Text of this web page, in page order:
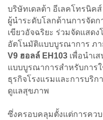
บริษัทเดลต้า อีเลคโทรนิค
ผู้นำระดับโลกด้านการจัด
เขียวอัจฉริยะ ร่วมจัดแสด
อัตโนมัติแบบบูรณาการ ภา
V9 ฮอลล์ EH103 เพื่อนำเ
แบบบูรณาการสำหรับการ
ธุรกิจโรงแรมและการบริ
ดูแลสุขภาพ
ซึ่งครอบคลุมตั้งแต่การคว